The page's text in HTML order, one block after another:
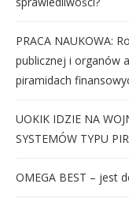
PRACA NAUKOWA:
publicznej i organów
piramidach
UOKIK IDZIE NA
SYSTEMÓW TYPU
OMEGA BEST – jest